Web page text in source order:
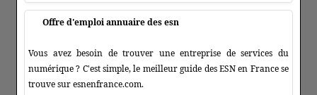
Offre d'emploi annuaire des esn
Vous avez besoin de trouver une entreprise de services du
numérique ? C'est simple, le meilleur guide des ESN en France se
trouve sur esnenfrance.com.